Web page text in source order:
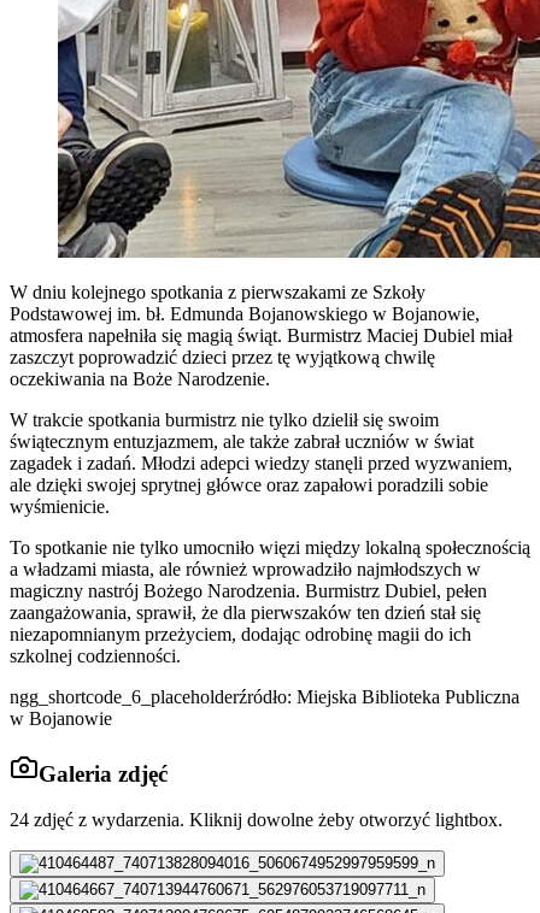
W dniu kolejnego spotkania z pierwszakami ze Szkoły
Podstawowej im. bł. Edmunda Bojanowskiego w Bojanowie,
atmosfera napełniła się magią świąt. Burmistrz Maciej Dubiel miał
zaszczyt poprowadzić dzieci przez tę wyjątkową chwilę
oczekiwania na Boże Narodzenie.
W trakcie spotkania burmistrz nie tylko dzielił się swoim
świątecznym entuzjazmem, ale także zabrał uczniów w świat
zagadek i zadań. Młodzi adepci wiedzy stanęli przed wyzwaniem,
ale dzięki swojej sprytnej główce oraz zapałowi poradzili sobie
wyśmienicie.
To spotkanie nie tylko umocniło więzi między lokalną społecznością
a władzami miasta, ale również wprowadziło najmłodszych w
magiczny nastrój Bożego Narodzenia. Burmistrz Dubiel, pełen
zaangażowania, sprawił, że dla pierwszaków ten dzień stał się
niezapomnianym przeżyciem, dodając odrobinę magii do ich
szkolnej codzienności.
ngg_shortcode_6_placeholderźródło: Miejska Biblioteka Publiczna
w Bojanowie
Galeria zdjęć
24 zdjęć z wydarzenia. Kliknij dowolne żeby otworzyć lightbox.